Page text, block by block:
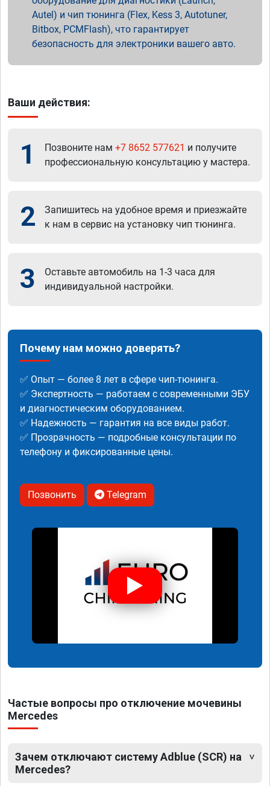
Autel) и чип тюнинга (Flex, Kess 3, Autotuner,
Bitbox, PCMFlash), что гарантирует
безопасность для электроники вашего авто.
Ваши действия:
1 Позвоните нам +7 8652 577621 и получите
профессиональную консультацию у мастера.
2
Запишитесь на удобное время и приезжайте
к нам в сервис на установку чип тюнинга.
3
Оставьте автомобиль на 1-3 часа для
индивидуальной настройки.
Почему нам можно доверять?
✅ Опыт — более 8 лет в сфере чип-тюнинга.
✅ Экспертность — работаем с современными ЭБУ
и диагностическим оборудованием.
✅ Надежность — гарантия на все виды работ.
✅ Прозрачность — подробные консультации по
телефону и фиксированные цены.
Позвонить Telegram
Частые вопросы про отключение мочевины
Mercedes
Зачем отключают систему Adblue (SCR) на
Mercedes?